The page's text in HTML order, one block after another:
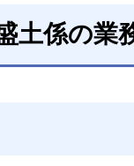
土係の業